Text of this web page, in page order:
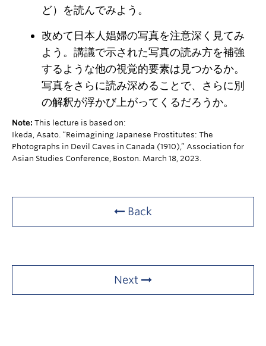
ど）を読んでみよう。
改めて日本人娼婦の写真を注意深く見てみ
よう。講議で示された写真の読み方を補強
するような他の視覚的要素は見つかるか。
写真をさらに読み深めることで、さらに別
の解釈が浮かび上がってくるだろうか。
Note: This lecture is based on:​
Ikeda, Asato. “Reimagining Japanese Prostitutes: The
Photographs in Devil Caves in Canada (1910),” Association for
Asian Studies Conference, Boston. March 18, 2023.​
Back
Next